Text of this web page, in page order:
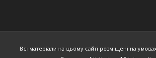
Всі матеріали на цьому сайті розміщені на